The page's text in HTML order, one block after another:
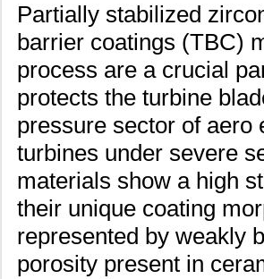
Partially stabilized
barrier coatings (TBC)
process are a crucial
protects the turbine
pressure sector of aero
turbines under severe
materials show a high
their unique coating
represented by weakly
porosity present in